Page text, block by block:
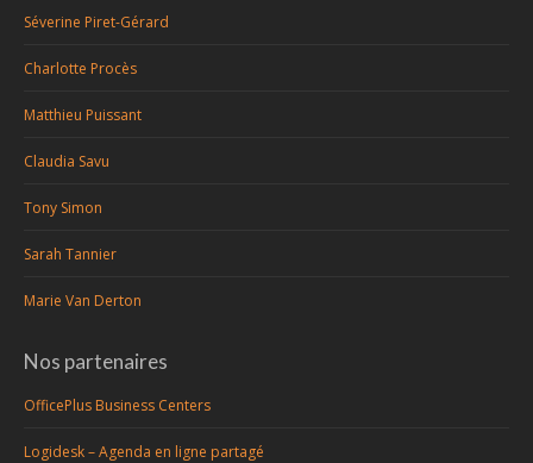
Séverine Piret-Gérard
Charlotte Procès
Matthieu Puissant
Claudia Savu
Tony Simon
Sarah Tannier
Marie Van Derton
Nos partenaires
OfficePlus Business Centers
Logidesk – Agenda en ligne partagé